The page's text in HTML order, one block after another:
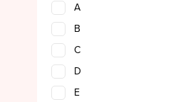
A
B
C
D
E